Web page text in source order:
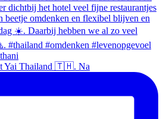
Yai Thailand 🇹🇭. Na